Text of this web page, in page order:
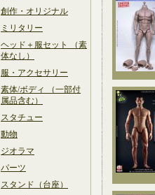
創作・オリジナル
ミリタリー
ヘッド＋服セット （素
体なし）
服・アクセサリー
素体/ボディ （一部付
属品含む）
スタチュー
動物
ジオラマ
パーツ
スタンド（台座）